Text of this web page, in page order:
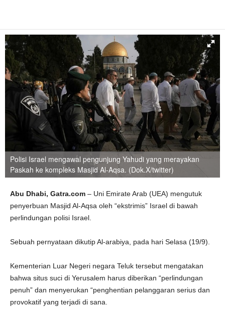
Polisi Israel mengawal pengunjung Yahudi yang merayakan
Paskah ke kompleks Masjid Al-Aqsa. (Dok.X/twitter)
Abu Dhabi, Gatra.com – Uni Emirate Arab (UEA) mengutuk
penyerbuan Masjid Al-Aqsa oleh “ekstrimis” Israel di bawah
perlindungan polisi Israel.
Sebuah pernyataan dikutip Al-arabiya, pada hari Selasa (19/9).
Kementerian Luar Negeri negara Teluk tersebut mengatakan
bahwa situs suci di Yerusalem harus diberikan “perlindungan
penuh” dan menyerukan “penghentian pelanggaran serius dan
provokatif yang terjadi di sana.